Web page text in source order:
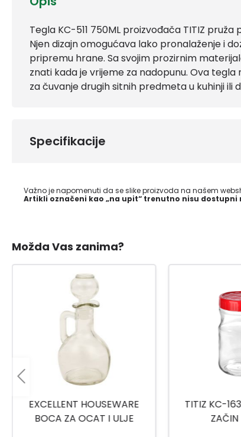
Tegla KC-511 750ML proizvođača TITIZ
Njen dizajn omogućava lako pronalaženje i
pripremu hrane. Sa svojim prozirnim
znati kada je vrijeme za nadopunu. Ova
za čuvanje drugih sitnih predmeta u kuhinji ili
Specifikacije
Važno je napomenuti da se slike proizvoda na našem
Artikli označeni kao „na upit“ trenutno nisu
Možda Vas zanima?
TITIZ KC-163 POSUDA ZA
ZAČIN 720ML
TUFFEX